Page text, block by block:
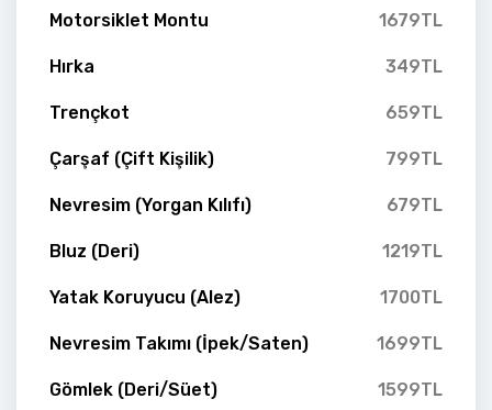
Motorsiklet Montu 1679TL
Hırka 349TL
Trençkot 659TL
Çarşaf (Çift Kişilik) 799TL
Nevresim (Yorgan Kılıfı) 679TL
Bluz (Deri) 1219TL
Yatak Koruyucu (Alez) 1700TL
Nevresim Takımı (İpek/Saten) 1699TL
Gömlek (Deri/Süet) 1599TL